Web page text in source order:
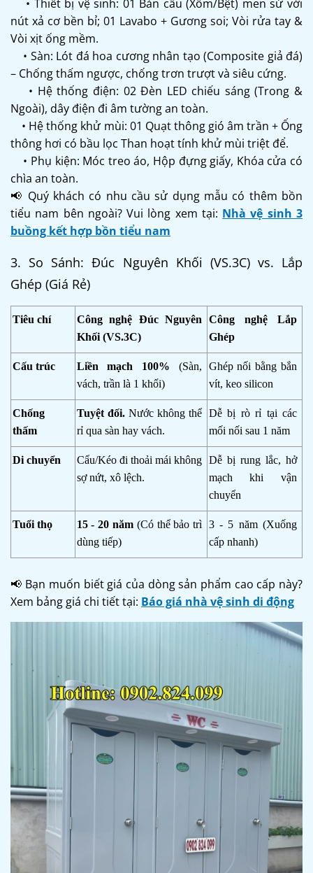
• Thiết bị vệ sinh: 01 Bàn cầu (Xổm/Bệt) men sứ với
nút xả cơ bền bỉ; 01 Lavabo + Gương soi; Vòi rửa tay &
Vòi xịt ống mềm.
• Sàn: Lót đá hoa cương nhân tạo (Composite giả đá)
– Chống thấm ngược, chống trơn trượt và siêu cứng.
• Hệ thống điện: 02 Đèn LED chiếu sáng (Trong &
Ngoài), dây điện đi âm tường an toàn.
• Hệ thống khử mùi: 01 Quạt thông gió âm trần + Ống
thông hơi có bầu lọc Than hoạt tính khử mùi triệt để.
• Phụ kiện: Móc treo áo, Hộp đựng giấy, Khóa cửa có
chìa an toàn.
📢 Quý khách có nhu cầu sử dụng mẫu có thêm bồn
tiểu nam bên ngoài? Vui lòng xem tại: Nhà vệ sinh 3
buồng kết hợp bồn tiểu nam
3. So Sánh: Đúc Nguyên Khối (VS.3C) vs. Lắp
Ghép (Giá Rẻ)
Tiêu chí
Công nghệ Đúc Nguyên
Khối (VS.3C)
Công nghệ Lắp
Ghép
Cấu trúc Liền mạch 100% (Sàn,
vách, trần là 1 khối)
Ghép nối bằng bắn
vít, keo silicon
Chống
thấm
Tuyệt đối.Nước không thể
rỉ qua sàn hay vách.
Dễ bị rò rỉ tại các
mối nối sau 1 năm
Di chuyển
Cẩu/Kéo đi thoải mái không
sợ nứt, xô lệch.
Dễ bị rung lắc, hở
mạch khi vận
chuyển
Tuổi thọ 15 - 20 năm(Có thể bảo trì
dùng tiếp)
3 - 5 năm (Xuống
cấp nhanh)
📢 Bạn muốn biết giá của dòng sản phẩm cao cấp này?
Xem bảng giá chi tiết tại: Báo giá nhà vệ sinh di động